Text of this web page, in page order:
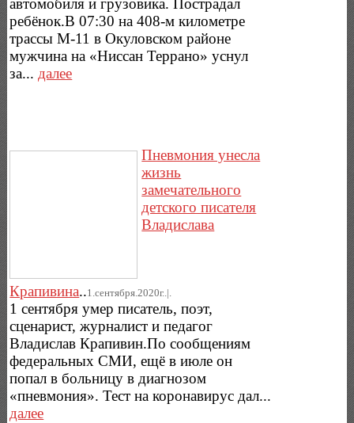
автомобиля и грузовика. Пострадал
ребёнок.В 07:30 на 408-м километре
трассы М-11 в Окуловском районе
мужчина на «Ниссан Террано» уснул
за... далее
Пневмония унесла
жизнь
замечательного
детского писателя
Владислава
Крапивина..1.сентября.2020г..|.
1 сентября умер писатель, поэт,
сценарист, журналист и педагог
Владислав Крапивин.По сообщениям
федеральных СМИ, ещё в июле он
попал в больницу в диагнозом
«пневмония». Тест на коронавирус дал...
далее